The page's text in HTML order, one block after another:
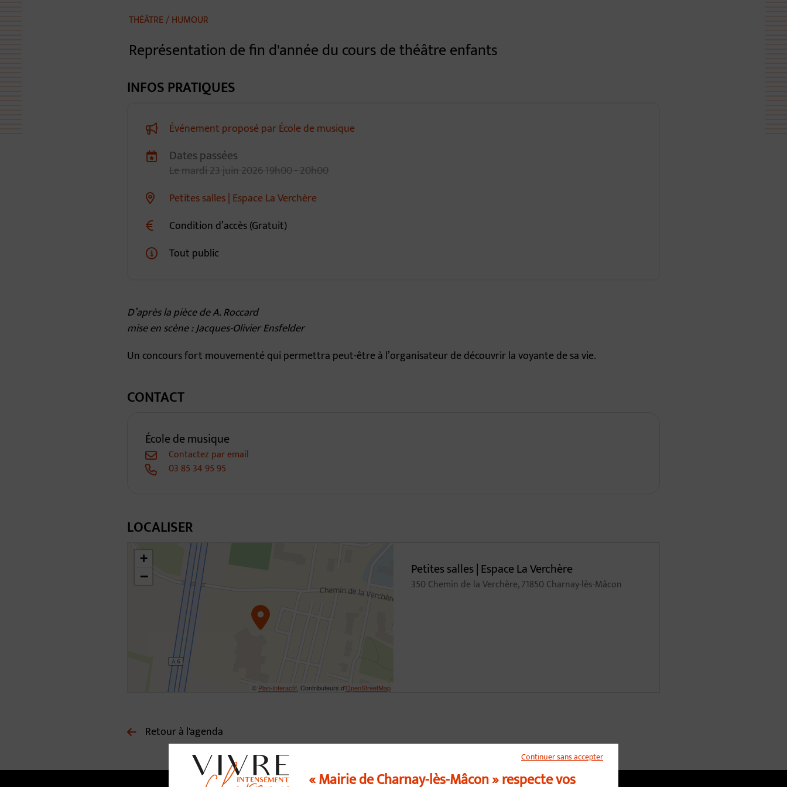
THÉÂTRE / HUMOUR
Représentation de fin d'année du cours de théâtre enfants
INFOS PRATIQUES
Événement proposé par École de musique
Dates de planification
Dates passées
Lemardi23juin202619h00 - 20h00
Lieu alternatif
Petites salles | Espace La Verchère
Condition d’accès (Gratuit)
Tout public
D’après la pièce de A. Roccard
mise en scène : Jacques-Olivier Ensfelder
Un concours fort mouvementé qui permettra peut-être à l’organisateur de découvrir la voyante de sa vie.
CONTACT
École de musique
Contactez par email
03 85 34 95 95
LOCALISER
46.3063917375015,4.795428977898266
+
−
© Plan-interactif, Contributeurs d'OpenStreetMap
Petites salles | Espace La Verchère
350 Chemin de la Verchère, 71850 Charnay-lès-Mâcon
Retour à l'agenda
Continuer sans accepter
« Mairie de Charnay-lès-Mâcon » respecte vos